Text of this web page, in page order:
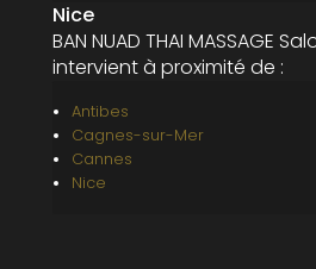
Nice
BAN NUAD THAI MASSAGE
intervient à proximité de :
Antibes
Cagnes-sur-Mer
Cannes
Nice